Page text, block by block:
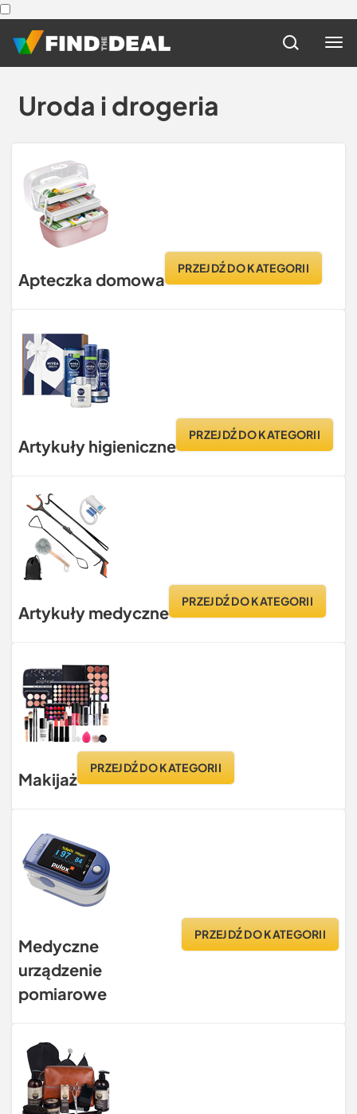
Uroda i drogeria
Apteczka domowa
PRZEJDŹ DO KATEGORII
Artykuły higieniczne
PRZEJDŹ DO KATEGORII
Artykuły medyczne
PRZEJDŹ DO KATEGORII
Makijaż
PRZEJDŹ DO KATEGORII
Medyczne
urządzenie
pomiarowe
PRZEJDŹ DO KATEGORII